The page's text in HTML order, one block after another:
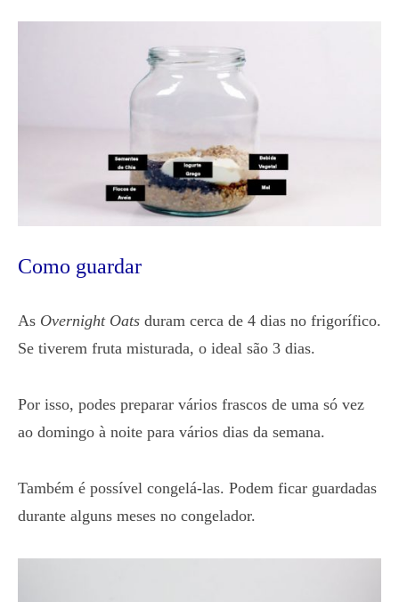
Como guardar
As Overnight Oats duram cerca de 4 dias no frigorífico.
Se tiverem fruta misturada, o ideal são 3 dias.
Por isso, podes preparar vários frascos de uma só vez
ao domingo à noite para vários dias da semana.
Também é possível congelá-las. Podem ficar guardadas
durante alguns meses no congelador.